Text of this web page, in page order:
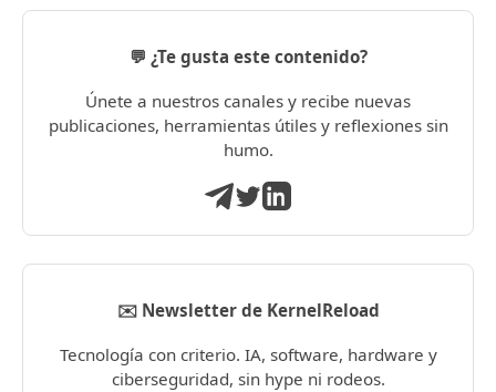
💬 ¿Te gusta este contenido?
Únete a nuestros canales y recibe nuevas
publicaciones, herramientas útiles y reflexiones sin
humo.
✉️ Newsletter de KernelReload
Tecnología con criterio. IA, software, hardware y
ciberseguridad, sin hype ni rodeos.